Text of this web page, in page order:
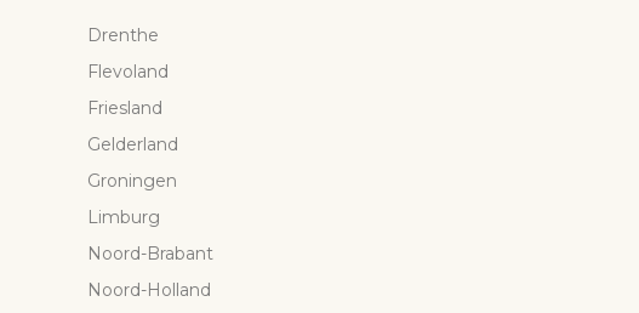
Drenthe
Flevoland
Friesland
Gelderland
Groningen
Limburg
Noord-Brabant
Noord-Holland